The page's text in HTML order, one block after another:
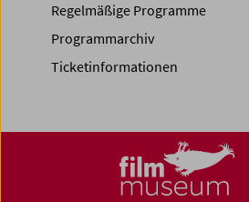
Regelmäßige Programme
Programmarchiv
Ticketinformationen